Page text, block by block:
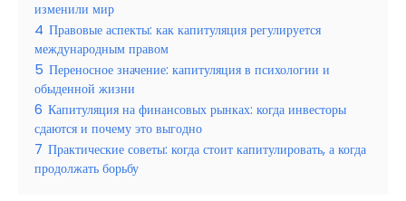
изменили мир
4 Правовые аспекты: как капитуляция регулируется
международным правом
5 Переносное значение: капитуляция в психологии и
обыденной жизни
6 Капитуляция на финансовых рынках: когда инвесторы
сдаются и почему это выгодно
7 Практические советы: когда стоит капитулировать, а когда
продолжать борьбу